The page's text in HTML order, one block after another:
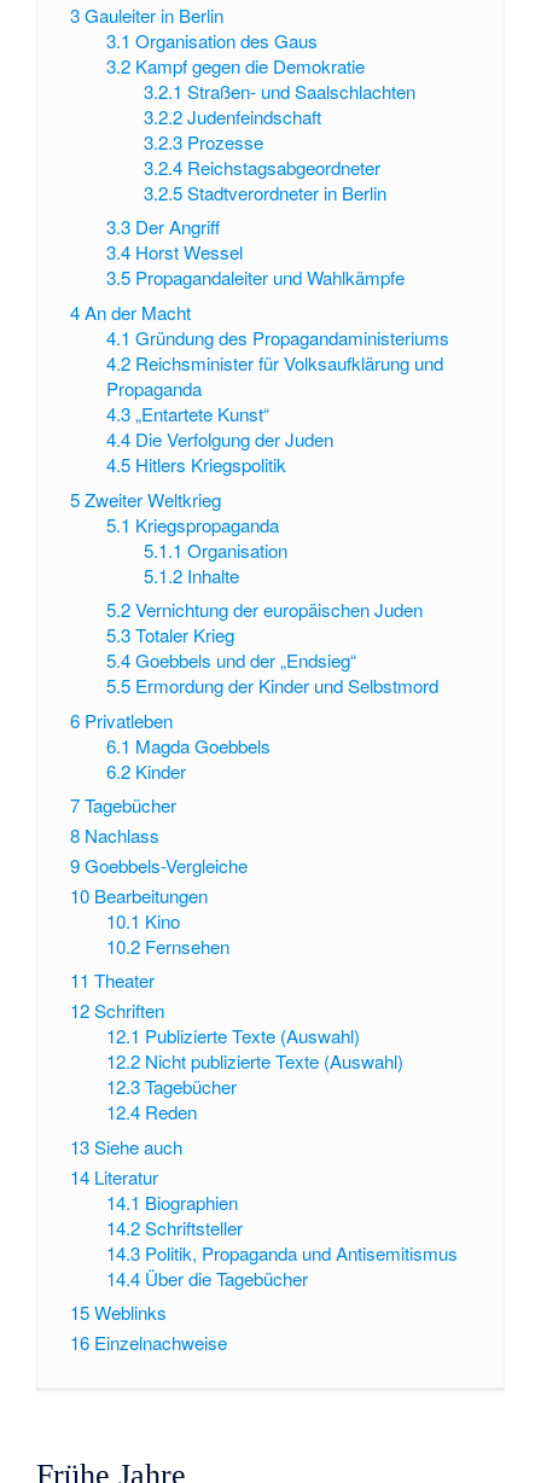
3Gauleiter in Berlin
3.1 Organisation des Gaus
3.2 Kampf gegen die Demokratie
3.2.1 Straßen- und Saalschlachten
3.2.2 Judenfeindschaft
3.2.3 Prozesse
3.2.4 Reichstagsabgeordneter
3.2.5 Stadtverordneter in Berlin
3.3 Der Angriff
3.4 Horst Wessel
3.5 Propagandaleiter und Wahlkämpfe
4An der Macht
4.1 Gründung des Propagandaministeriums
4.2 Reichsminister für Volksaufklärung und
Propaganda
4.3 „Entartete Kunst“
4.4 Die Verfolgung der Juden
4.5 Hitlers Kriegspolitik
5Zweiter Weltkrieg
5.1 Kriegspropaganda
5.1.1 Organisation
5.1.2 Inhalte
5.2 Vernichtung der europäischen Juden
5.3 Totaler Krieg
5.4 Goebbels und der „Endsieg“
5.5 Ermordung der Kinder und Selbstmord
6 Privatleben
6.1 Magda Goebbels
6.2 Kinder
7Tagebücher
8 Nachlass
9Goebbels-Vergleiche
10 Bearbeitungen
10.1 Kino
10.2 Fernsehen
11 Theater
12Schriften
12.1 Publizierte Texte (Auswahl)
12.2 Nicht publizierte Texte (Auswahl)
12.3 Tagebücher
12.4 Reden
13Siehe auch
14 Literatur
14.1 Biographien
14.2 Schriftsteller
14.3 Politik, Propaganda und Antisemitismus
14.4 Über die Tagebücher
15Weblinks
16 Einzelnachweise
Frühe Jahre